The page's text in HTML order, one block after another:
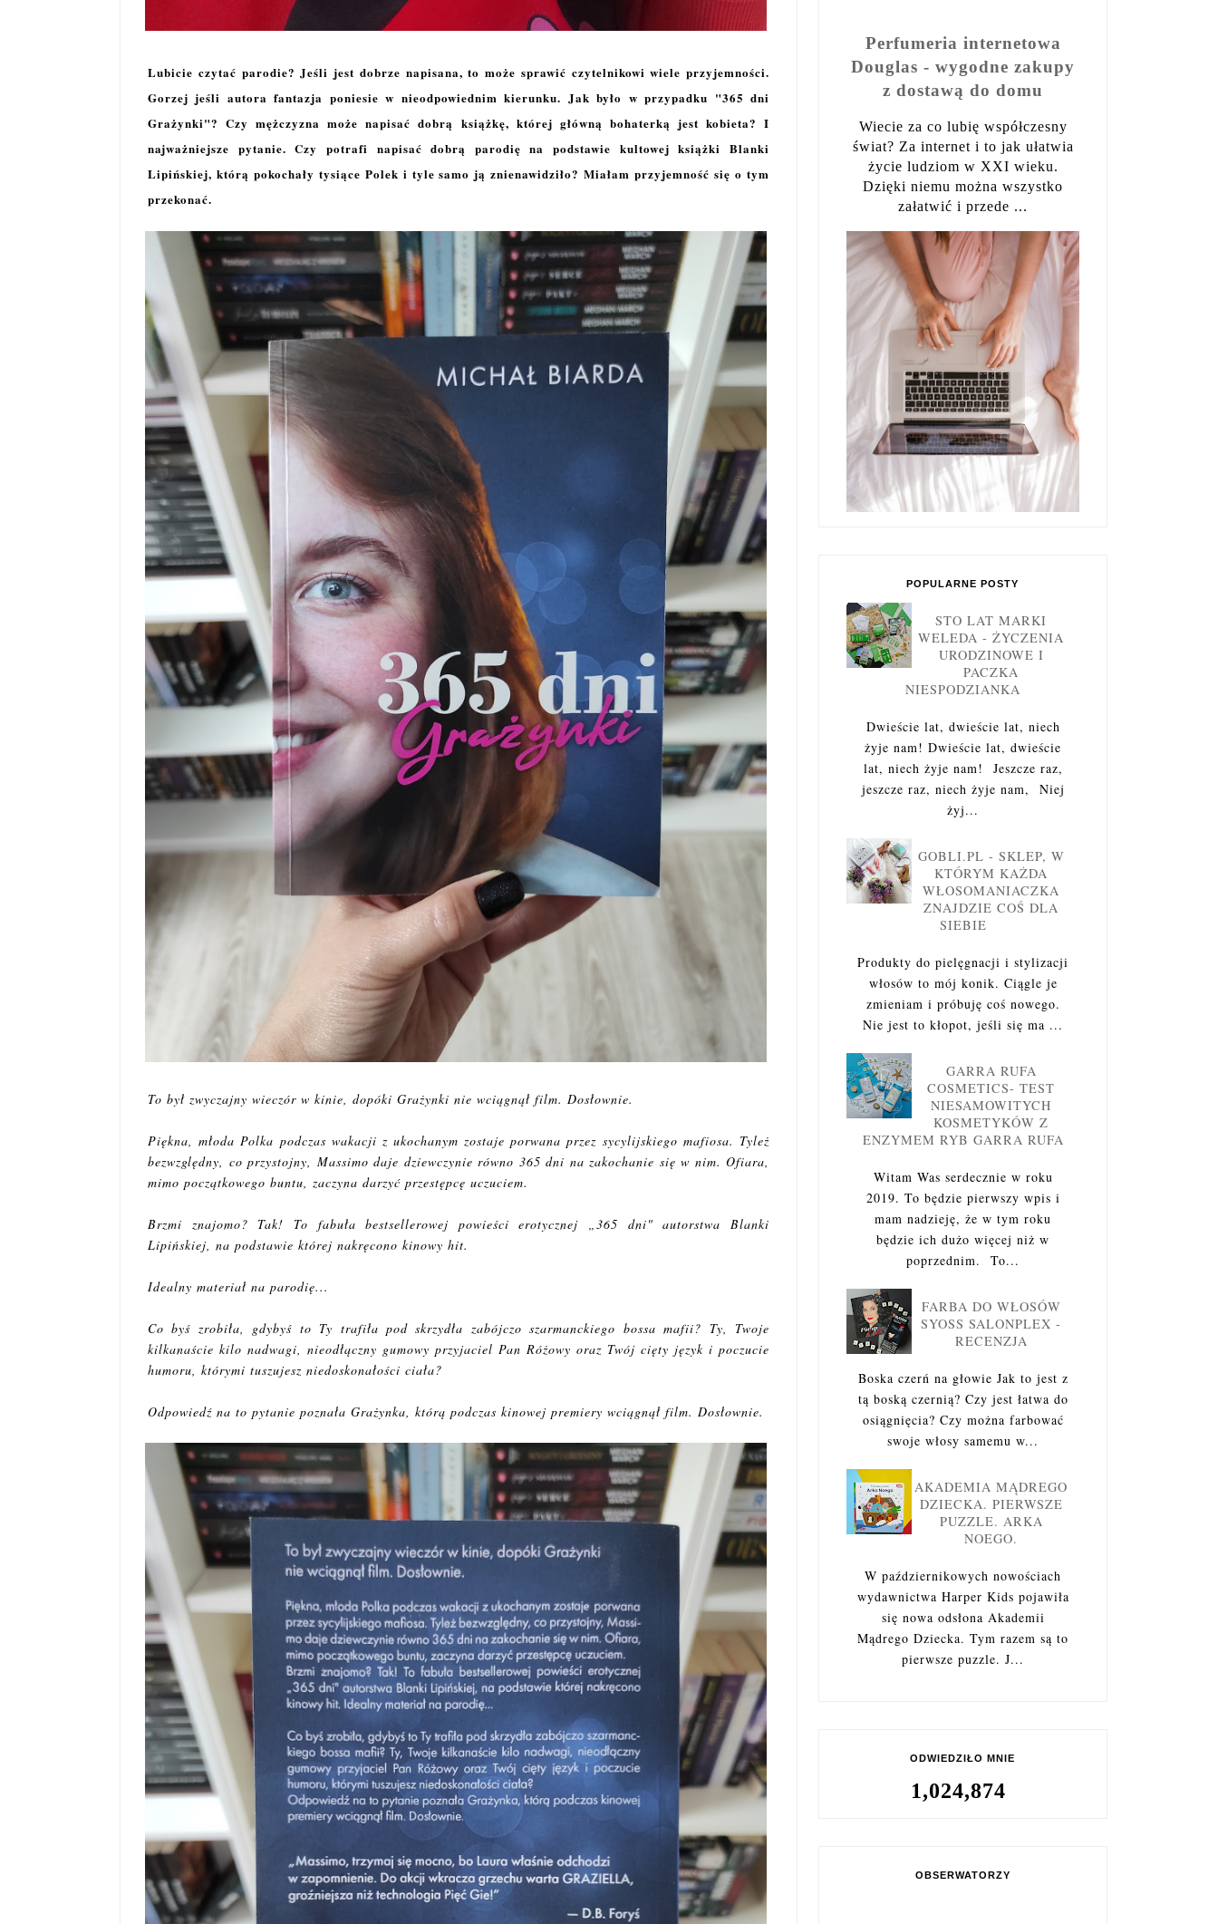
Lubicie czytać parodie? Jeśli jest dobrze napisana, to może sprawić czytelnikowi wiele przyjemności.
Gorzej jeśli autora fantazja poniesie w nieodpowiednim kierunku. Jak było w przypadku "365 dni
Grażynki"? Czy mężczyzna może napisać dobrą książkę, której główną bohaterką jest kobieta? I
najważniejsze pytanie. Czy potrafi napisać dobrą parodię na podstawie kultowej książki Blanki
Lipińskiej, którą pokochały tysiące Polek i tyle samo ją znienawidziło? Miałam przyjemność się o tym
przekonać.
To był zwyczajny wieczór w kinie, dopóki Grażynki nie wciągnął film. Dosłownie.
Piękna, młoda Polka podczas wakacji z ukochanym zostaje porwana przez sycylijskiego mafiosa. Tyleż
bezwzględny, co przystojny, Massimo daje dziewczynie równo 365 dni na zakochanie się w nim. Ofiara,
mimo początkowego buntu, zaczyna darzyć przestępcę uczuciem.
Brzmi znajomo? Tak! To fabuła bestsellerowej powieści erotycznej „365 dni" autorstwa Blanki
Lipińskiej, na podstawie której nakręcono kinowy hit.
Idealny materiał na parodię...
Co byś zrobiła, gdybyś to Ty trafiła pod skrzydła zabójczo szarmanckiego bossa mafii? Ty, Twoje
kilkanaście kilo nadwagi, nieodłączny gumowy przyjaciel Pan Różowy oraz Twój cięty język i poczucie
humoru, którymi tuszujesz niedoskonałości ciała?
Odpowiedź na to pytanie poznała Grażynka, którą podczas kinowej premiery wciągnął film. Dosłownie.
Perfumeria internetowa
Douglas - wygodne zakupy
z dostawą do domu
Wiecie za co lubię współczesny
świat? Za internet i to jak ułatwia
życie ludziom w XXI wieku.
Dzięki niemu można wszystko
załatwić i przede ...
POPULARNE POSTY
STO LAT MARKI
WELEDA - ŻYCZENIA
URODZINOWE I
PACZKA
NIESPODZIANKA
Dwieście lat, dwieście lat, niech
żyje nam! Dwieście lat, dwieście
lat, niech żyje nam! Jeszcze raz,
jeszcze raz, niech żyje nam, Niej
żyj...
GOBLI.PL - SKLEP, W
KTÓRYM KAŻDA
WŁOSOMANIACZKA
ZNAJDZIE COŚ DLA
SIEBIE
Produkty do pielęgnacji i stylizacji
włosów to mój konik. Ciągle je
zmieniam i próbuję coś nowego.
Nie jest to kłopot, jeśli się ma ...
GARRA RUFA
COSMETICS- TEST
NIESAMOWITYCH
KOSMETYKÓW Z
ENZYMEM RYB GARRA RUFA
Witam Was serdecznie w roku
2019. To będzie pierwszy wpis i
mam nadzieję, że w tym roku
będzie ich dużo więcej niż w
poprzednim. To...
FARBA DO WŁOSÓW
SYOSS SALONPLEX -
RECENZJA
Boska czerń na głowie Jak to jest z
tą boską czernią? Czy jest łatwa do
osiągnięcia? Czy można farbować
swoje włosy samemu w...
AKADEMIA MĄDREGO
DZIECKA. PIERWSZE
PUZZLE. ARKA
NOEGO.
W październikowych nowościach
wydawnictwa Harper Kids pojawiła
się nowa odsłona Akademii
Mądrego Dziecka. Tym razem są to
pierwsze puzzle. J...
ODWIEDZIŁO MNIE
1,024,874
OBSERWATORZY